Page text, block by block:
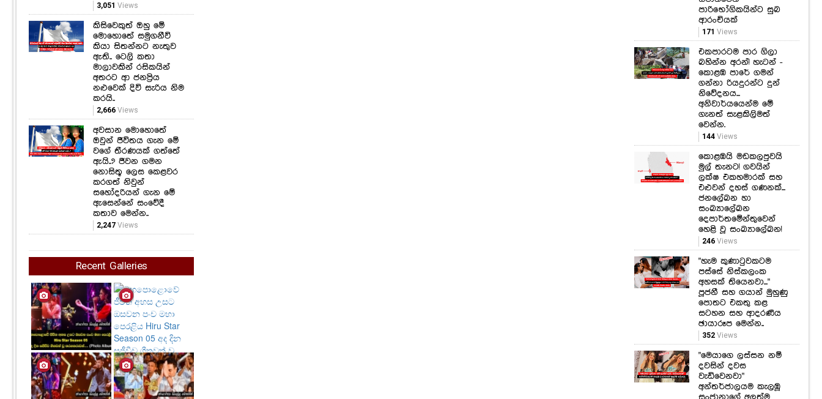
එකපාරටම පාර ගිලා
බහින්න අරන්! හැටන් -
කොළඹ පාරේ ගමන්
ගන්නා රියදුරන්ට දුන්
නිවේදනය...
අනිවාර්යයෙන්ම මේ
ගැනත් සැළකිලිමත්
වෙන්න.
144Views
කොළඹයි මඩකලපුවයි
මුල් තැනට! ගවයින්
ලක්ෂ එකහමාරක් සහ
එළුවන් දහස් ගණනක්...
ජනලේඛන හා
සංඛ්‍යාලේඛන
දෙපාර්තමේන්තුවෙන්
හෙළි වූ සංඛ්‍යාලේඛන!
246Views
"හැම කුණාටුවකටම
පස්සේ නිස්කලංක
අහසක් තියෙනවා..."
පූජනී සහ ගයාන් මුහුණු
පොතට එකතු කළ
සටහන සහ ආදරණීය
ඡායාරූප මෙන්න..
352Views
"මෙයාගෙ ලස්සන නම්
දවසින් දවස
වැඩිවෙනවා"
අන්තර්ජාලයම කැලඹූ
සංජානාගේ අලුත්ම
සේයාරූ.
296Views
නොදැනුවත්කම නිසාම
3,051 Views
කිසිවෙකුත් ඔහු මේ
මොහොතේ සමුගනීවි
කියා සිතන්නට නැතුව
ඇති.. ටෙලි කතා
මාලාවකින් රසිකයින්
අතරට ආ ජනප්‍රිය
නළුවෙක් දිවි සැරිය නිම
කරයි..
2,666 Views
අවසාන මොහොතේ
ඔවුන් ජීවිතය ගැන මේ
වගේ තීරණයක් ගත්තේ
ඇයි..? ජීවන ගමන
නොසිතූ ලෙස කෙළවර
කරගත් නිවුන්
සහෝදරියන් ගැන මේ
ඇසෙන්නේ සංවේදී
කතාව මෙන්න..
2,247 Views
Recent Galleries